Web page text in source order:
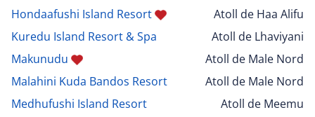
Hondaafushi Island Resort
Atoll de Haa Alifu
Kuredu Island Resort & Spa
Atoll de Lhaviyani
Makunudu
Atoll de Male Nord
Malahini Kuda Bandos Resort
Atoll de Male Nord
Medhufushi Island Resort
Atoll de Meemu